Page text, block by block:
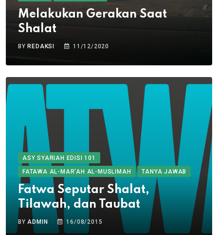
Melakukan Gerakan Saat
Shalat
BY REDAKSI 11/12/2020
ASY SYARIAH EDISI 101
FATAWA AL-MAR'AH AL-MUSLIMAH
TANYA JAWAB
Fatwa Seputar Shalat,
Tilawah, dan Taubat
BY ADMIN 16/08/2015